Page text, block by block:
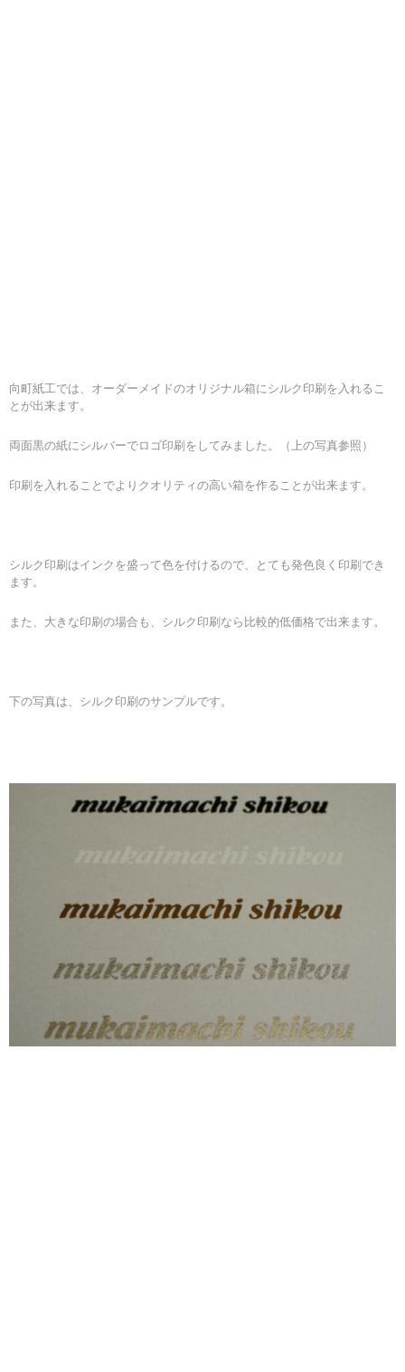
向町紙工では、オーダーメイドのオリジナル箱にシルク印刷を入れるこ
とが出来ます。
両面黒の紙にシルバーでロゴ印刷をしてみました。（上の写真参照）
印刷を入れることでよりクオリティの高い箱を作ることが出来ます。
シルク印刷はインクを盛って色を付けるので、とても発色良く印刷でき
ます。
また、大きな印刷の場合も、シルク印刷なら比較的低価格で出来ます。
下の写真は、シルク印刷のサンプルです。